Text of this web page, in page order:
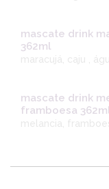
mascate drink
362ml
maracujá, caju ,
mascate drink
framboesa
melancia,